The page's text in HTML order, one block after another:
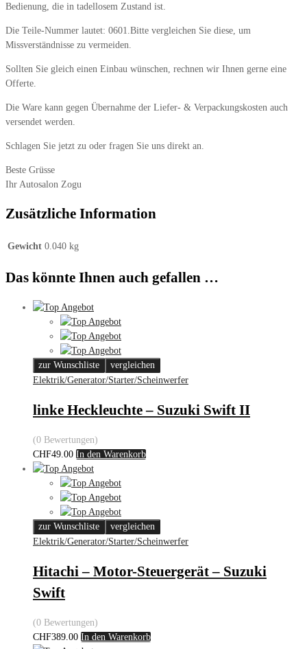
Bedienung, die in tadellosem Zustand ist.
Die Teile-Nummer lautet: 0601.Bitte vergleichen Sie diese, um
Missverständnisse zu vermeiden.
Sollten Sie gleich einen Einbau wünschen, rechnen wir Ihnen gerne eine
Offerte.
Die Ware kann gegen Übernahme der Liefer- & Verpackungskosten auch
versendet werden.
Schlagen Sie jetzt zu oder fragen Sie uns direkt an.
Beste Grüsse
Ihr Autosalon Zogu
Zusätzliche Information
Gewicht 0.040 kg
Das könnte Ihnen auch gefallen …
zur Wunschliste
vergleichen
Elektrik/Generator/Starter/Scheinwerfer
linke Heckleuchte – Suzuki Swift II
(0 Bewertungen)
CHF49.00 In den Warenkorb
zur Wunschliste
vergleichen
Elektrik/Generator/Starter/Scheinwerfer
Hitachi – Motor-Steuergerät – Suzuki
Swift
(0 Bewertungen)
CHF389.00 In den Warenkorb